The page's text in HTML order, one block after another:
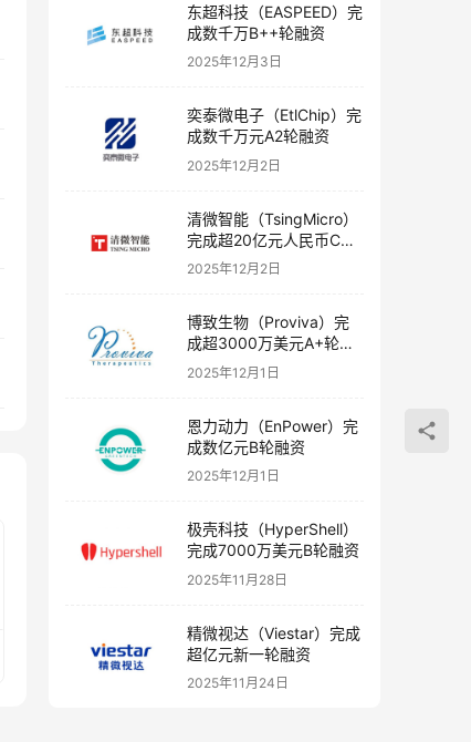
东超科技（EASPEED）完
成数千万B++轮融资
2025年12月3日
奕泰微电子（EtlChip）完
成数千万元A2轮融资
2025年12月2日
清微智能（TsingMicro）
完成超20亿元人民币C轮
融资
2025年12月2日
博致生物（Proviva）完
成超3000万美元A+轮融
资
2025年12月1日
恩力动力（EnPower）完
成数亿元B轮融资
2025年12月1日
极壳科技（HyperShell）
完成7000万美元B轮融资
2025年11月28日
精微视达（Viestar）完成
超亿元新一轮融资
2025年11月24日